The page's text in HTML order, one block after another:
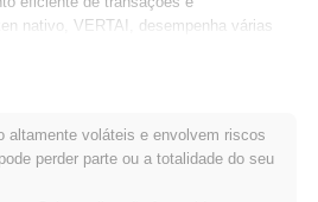
nativo, VERTAI, desempenha várias
e participação na governança,
A Vertical AI se destaca por seu
específicas para setores, atendendo a
saúde, finanças e gestão da cadeia de
direcionada a posiciona como um
altamente voláteis e envolvem riscos
perder parte ou a totalidade do seu